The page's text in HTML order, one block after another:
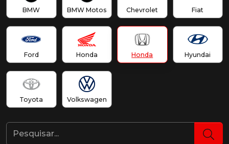
BMW BMW Motos Chevrolet Fiat
Ford Honda Honda Hyundai
Toyota Volkswagen